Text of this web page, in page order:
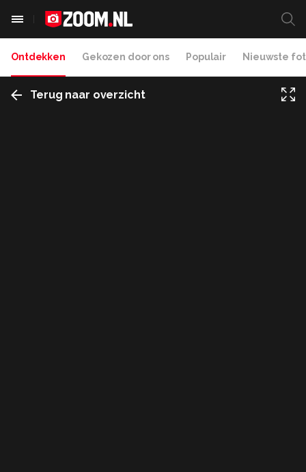
Ontdekken Gekozen door ons Populair Nieuwste
Terug naar overzicht